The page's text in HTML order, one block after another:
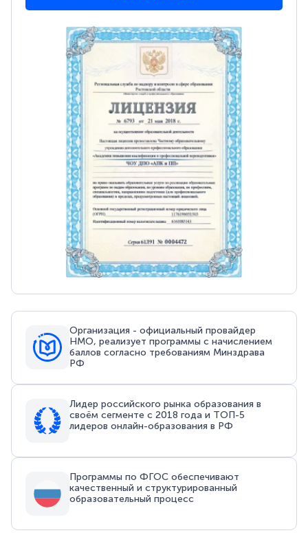
Организация - официальный провайдер
НМО, реализует программы с начислением
баллов согласно требованиям Минздрава
РФ
Лидер российского рынка образования в
своём сегменте с 2018 года и ТОП-5
лидеров онлайн-образования в РФ
Программы по ФГОС обеспечивают
качественный и структурированный
образовательный процесс